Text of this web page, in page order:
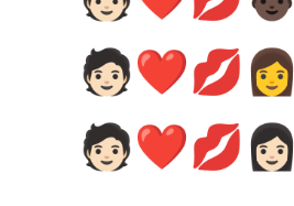
🧑🏻‍❤️‍💋‍👩
🧑🏻‍❤️‍💋‍👩🏻